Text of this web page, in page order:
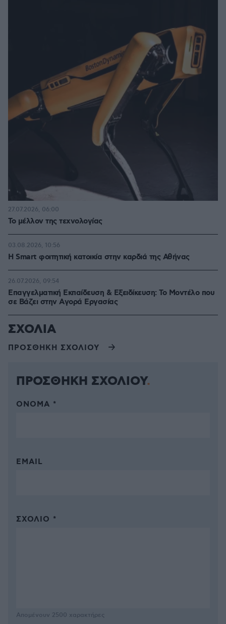
Το μέλλον της τεχνολογίας
27.07.2026, 06:00
Η Smart φοιτητική κατοικία στην καρδιά της Αθήνας
03.08.2026, 10:56
Επαγγελματική Εκπαίδευση & Εξειδίκευση: Το Mοντέλο που
σε Bάζει στην Aγορά Eργασίας
26.07.2026, 09:54
ΣΧΟΛΙΑ
ΠΡΟΣΘΗΚΗ ΣΧΟΛΙΟΥ
ΠΡΟΣΘΗΚΗ ΣΧΟΛΙΟΥ
ΌΝΟΜΑ *
EMAIL
ΣΧΌΛΙΟ *
Απομένουν 2500 χαρακτήρες